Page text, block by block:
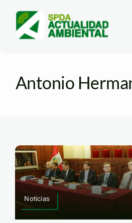
content
Antonio
Noticias